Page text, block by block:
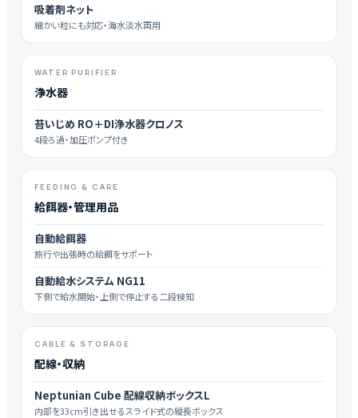
吸着剤ネット
細かい粒にも対応・海水淡水両用
WATER PURIFIER
浄水器
苔いじめ RO＋DI浄水器クロノス
4段ろ過・加圧ポンプ付き
FEEDING & CARE
給餌器・管理用品
自動給餌器
旅行や出張時の給餌をサポート
自動給水システム NG11
下側で給水開始・上側で停止する二段検知
CABLE & STORAGE
配線・収納
Neptunian Cube 配線収納ボックスL
内部を33cm引き出せるスライド式の縦長ボックス